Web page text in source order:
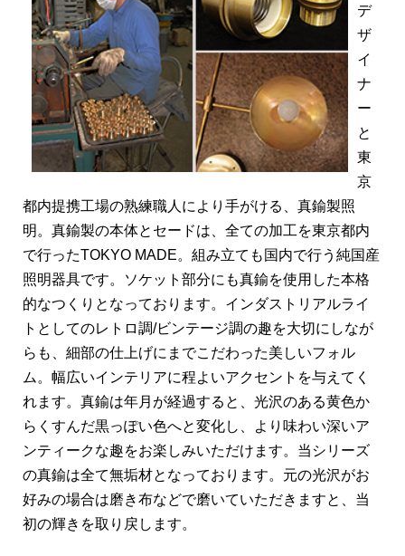
デ
ザ
イ
ナ
ー
と
東
京
都内提携工場の熟練職人により手がける、真鍮製照
明。真鍮製の本体とセードは、全ての加工を東京都内
で行ったTOKYO MADE。組み立ても国内で行う純国産
照明器具です。ソケット部分にも真鍮を使用した本格
的なつくりとなっております。インダストリアルライ
トとしてのレトロ調/ビンテージ調の趣を大切にしなが
らも、細部の仕上げにまでこだわった美しいフォル
ム。幅広いインテリアに程よいアクセントを与えてく
れます。真鍮は年月が経過すると、光沢のある黄色か
らくすんだ黒っぽい色へと変化し、より味わい深いア
ンティークな趣をお楽しみいただけます。当シリーズ
の真鍮は全て無垢材となっております。元の光沢がお
好みの場合は磨き布などで磨いていただきますと、当
初の輝きを取り戻します。